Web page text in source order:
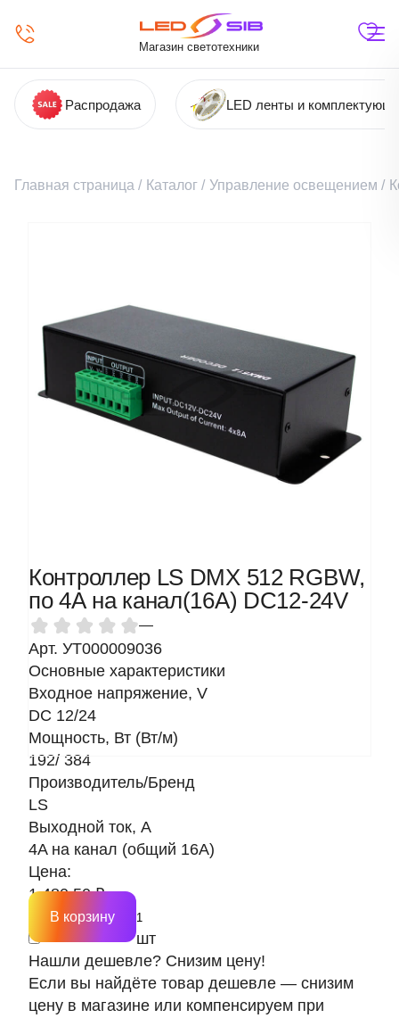
Магазин светотехники
Распродажа LED ленты и
Главная страница / Каталог / Управление освещением /
Контроллер LS DMX 512 RGBW,
по 4А на канал(16А) DC12-24V
—
Арт. УТ000009036
Основные характеристики
Входное напряжение, V
DC 12/24
Мощность, Вт (Вт/м)
192/ 384
Производитель/Бренд
LS
Выходной ток, А
4A на канал (общий 16A)
Цена:
1 480.50 ₽
шт
В корзину
Нашли дешевле? Снизим цену!
Если вы найдёте товар дешевле — снизим
цену в магазине или компенсируем при